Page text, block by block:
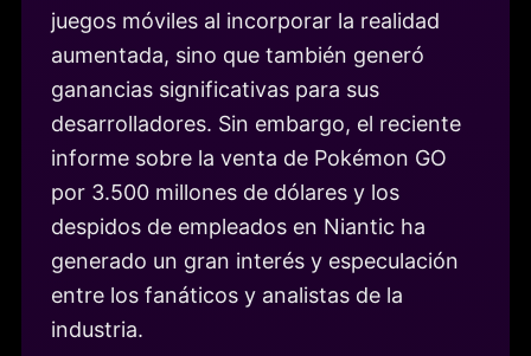
juegos móviles al incorporar la realidad
aumentada, sino que también generó
ganancias significativas para sus
desarrolladores. Sin embargo, el reciente
informe sobre la venta de Pokémon GO
por 3.500 millones de dólares y los
despidos de empleados en Niantic ha
generado un gran interés y especulación
entre los fanáticos y analistas de la
industria.